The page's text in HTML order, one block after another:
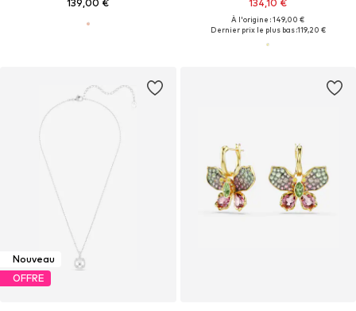
139,00 € 134,10 €
À l'origine : 149,00 €
Dernier prix le plus bas :119,20 €
Nouveau
OFFRE